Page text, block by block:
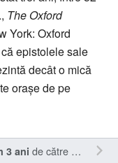
The Oxford
York: Oxford
epistolele sale
decât o mică
orașe de pe
3 ani de către Sîmbotin